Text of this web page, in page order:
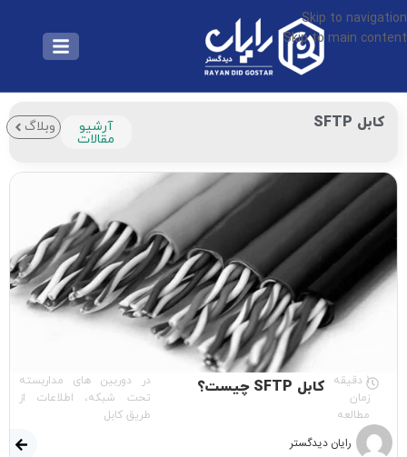
Skip to navigation
Skip to main content
کابل SFTP آرشیو
مقالات
وبلاگ
1 دقیقه
زمان
مطالعه
کابل SFTP چیست؟
در دوربین های مداربسته
تحت شبکه، اطلاعات از
طریق کابل
رایان دیدگستر